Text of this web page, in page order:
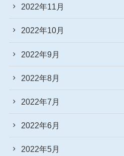
2022年11月
2022年10月
2022年9月
2022年8月
2022年7月
2022年6月
2022年5月